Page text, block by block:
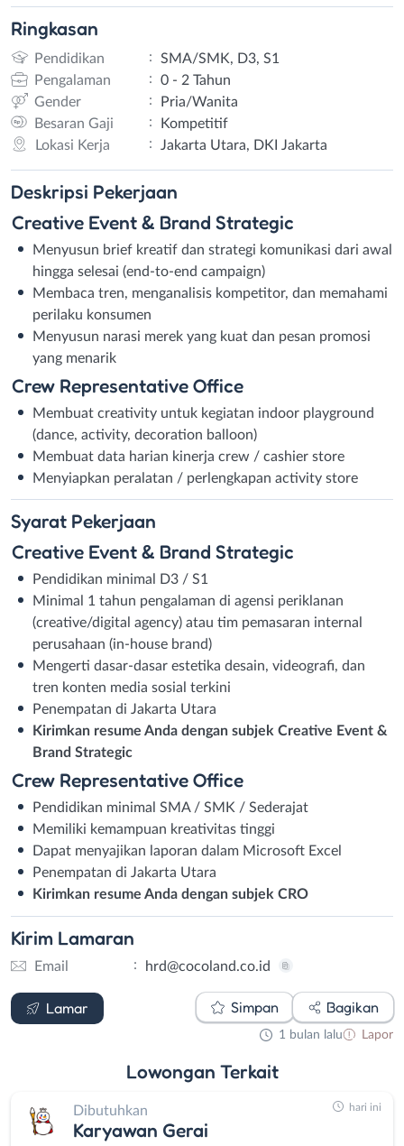
Ringkasan
Pendidikan :
SMA/SMK, D3, S1
Pengalaman
:
0 - 2 Tahun
Gender
:
Pria/Wanita
Besaran Gaji
:
Kompetitif
Lokasi Kerja
: Jakarta Utara, DKI Jakarta
Deskripsi Pekerjaan
Creative Event & Brand Strategic
Menyusun brief kreatif dan strategi komunikasi dari awal
hingga selesai (end-to-end campaign)
Membaca tren, menganalisis kompetitor, dan memahami
perilaku konsumen
Menyusun narasi merek yang kuat dan pesan promosi
yang menarik
Crew Representative Office
Membuat creativity untuk kegiatan indoor playground
(dance, activity, decoration balloon)
Membuat data harian kinerja crew / cashier store
Menyiapkan peralatan / perlengkapan activity store
Syarat Pekerjaan
Creative Event & Brand Strategic
Pendidikan minimal D3 / S1
Minimal 1 tahun pengalaman di agensi periklanan
(creative/digital agency) atau tim pemasaran internal
perusahaan (in-house brand)
Mengerti dasar-dasar estetika desain, videografi, dan
tren konten media sosial terkini
Penempatan di Jakarta Utara
Kirimkan resume Anda dengan subjek Creative Event &
Brand Strategic
Crew Representative Office
Pendidikan minimal SMA / SMK / Sederajat
Memiliki kemampuan kreativitas tinggi
Dapat menyajikan laporan dalam Microsoft Excel
Penempatan di Jakarta Utara
Kirimkan resume Anda dengan subjek CRO
Kirim Lamaran
Email : hrd@cocoland.co.id
Lamar
Email
Simpan Bagikan
1 bulan lalu Lapor
Lowongan Terkait
Dibutuhkan
Karyawan Gerai
hari ini